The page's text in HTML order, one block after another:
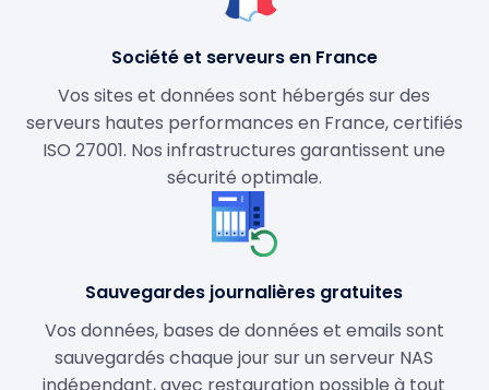
Société et serveurs en France
Vos sites et données sont hébergés sur des
serveurs hautes performances en France, certifiés
ISO 27001. Nos infrastructures garantissent une
sécurité optimale.
Sauvegardes journalières gratuites
Vos données, bases de données et emails sont
sauvegardés chaque jour sur un serveur NAS